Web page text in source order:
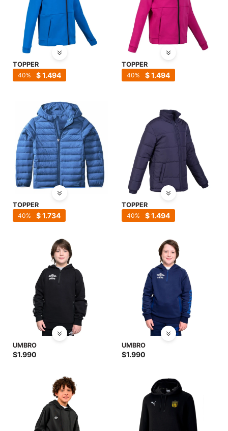
TOPPER
$1.494
40
TOPPER
$1.494
40
TOPPER
$1.734
40
TOPPER
$1.494
40
UMBRO
$1.990
UMBRO
$1.990